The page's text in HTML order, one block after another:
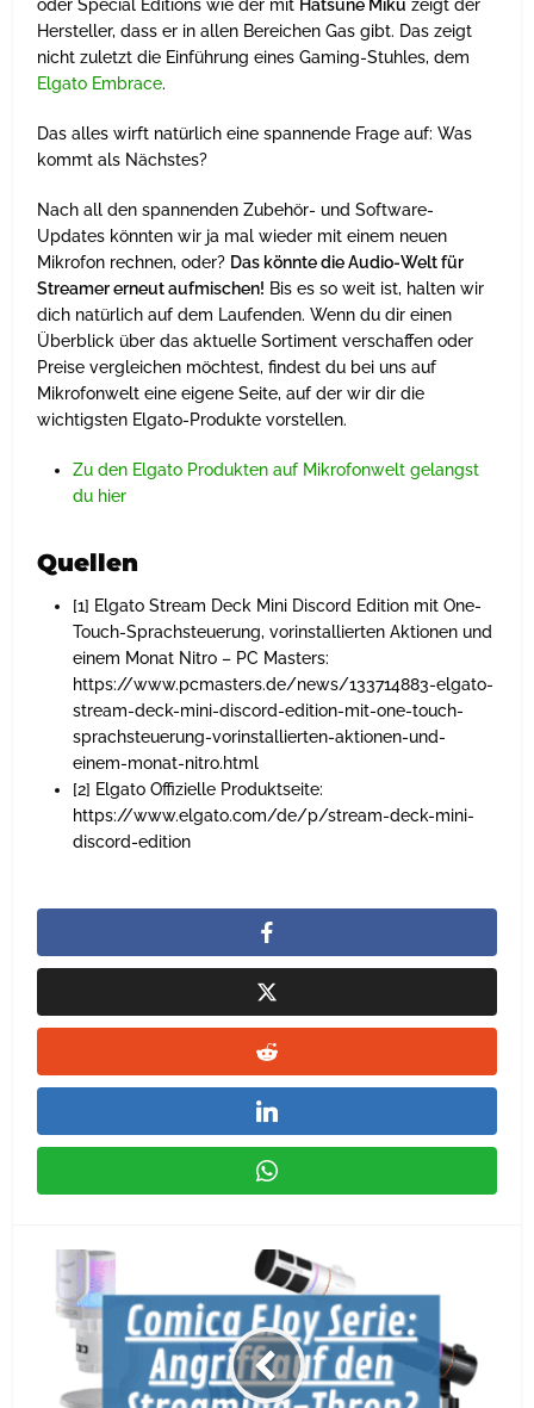
oder Special Editions wie der mit Hatsune Miku zeigt der
Hersteller, dass er in allen Bereichen Gas gibt. Das zeigt
nicht zuletzt die Einführung eines Gaming-Stuhles, dem
Elgato Embrace.
Das alles wirft natürlich eine spannende Frage auf: Was
kommt als Nächstes?
Nach all den spannenden Zubehör- und Software-
Updates könnten wir ja mal wieder mit einem neuen
Mikrofon rechnen, oder? Das könnte die Audio-Welt für
Streamer erneut aufmischen! Bis es so weit ist, halten wir
dich natürlich auf dem Laufenden. Wenn du dir einen
Überblick über das aktuelle Sortiment verschaffen oder
Preise vergleichen möchtest, findest du bei uns auf
Mikrofonwelt eine eigene Seite, auf der wir dir die
wichtigsten Elgato-Produkte vorstellen.
Zu den Elgato Produkten auf Mikrofonwelt gelangst
du hier
Quellen
[1] Elgato Stream Deck Mini Discord Edition mit One-
Touch-Sprachsteuerung, vorinstallierten Aktionen und
einem Monat Nitro – PC Masters:
https://www.pcmasters.de/news/133714883-elgato-
stream-deck-mini-discord-edition-mit-one-touch-
sprachsteuerung-vorinstallierten-aktionen-und-
einem-monat-nitro.html
[2] Elgato Offizielle Produktseite:
https://www.elgato.com/de/p/stream-deck-mini-
discord-edition